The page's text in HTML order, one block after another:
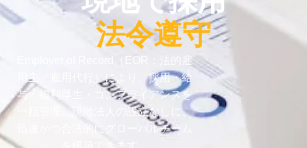
法令遵守
Employer of Record（EOR：法的雇
用主／雇用代行）により、採用・給
与・福利厚生・コンプライアンスを
現地法人の設立なしに、
迅速かつ合法的にグローバルチーム